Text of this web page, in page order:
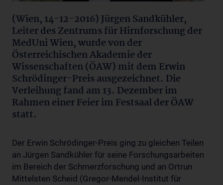
(Wien, 14-12-2016) Jürgen Sandkühler,
Leiter des Zentrums für Hirnforschung der
MedUni Wien, wurde von der
Österreichischen Akademie der
Wissenschaften (ÖAW) mit dem Erwin
Schrödinger-Preis ausgezeichnet. Die
Verleihung fand am 13. Dezember im
Rahmen einer Feier im Festsaal der ÖAW
statt.
Der Erwin Schrödinger-Preis ging zu gleichen Teilen
an Jürgen Sandkühler für seine Forschungsarbeiten
im Bereich der Schmerzforschung und an Ortrun
Mittelsten Scheid (Gregor-Mendel-Institut für